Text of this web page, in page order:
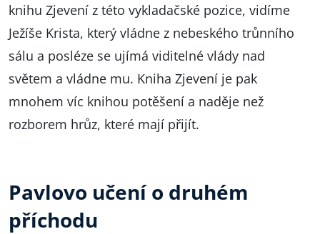
knihu Zjevení z této vykladačské pozice, vidíme
Ježíše Krista, který vládne z nebeského trůnního
sálu a posléze se ujímá viditelné vlády nad
světem a vládne mu. Kniha Zjevení je pak
mnohem víc knihou potěšení a naděje než
rozborem hrůz, které mají přijít.
Pavlovo učení o druhém
příchodu